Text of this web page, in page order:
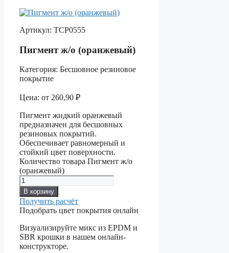
Артикул: ТСР0555
Пигмент ж/о (оранжевый)
Категория: Бесшовное резиновое
покрытие
Цена: от 260,90 ₽
Пигмент жидкий оранжевый
предназначен для бесшовных
резиновых покрытий.
Обеспечивает равномерный и
стойкий цвет поверхности.
Количество товара Пигмент ж/о
(оранжевый)
В корзину
Получить расчёт
Подобрать цвет покрытия онлайн
Визуализируйте микс из EPDM и
SBR крошки в нашем онлайн-
конструкторе.